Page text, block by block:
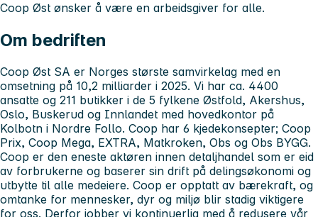
Coop Øst ønsker å være en arbeidsgiver for alle.
Om bedriften
Coop Øst SA er Norges største samvirkelag med en
omsetning på 10,2 milliarder i 2025. Vi har ca. 4400
ansatte og 211 butikker i de 5 fylkene Østfold, Akershus,
Oslo, Buskerud og Innlandet med hovedkontor på
Kolbotn i Nordre Follo. Coop har 6 kjedekonsepter; Coop
Prix, Coop Mega, EXTRA, Matkroken, Obs og Obs BYGG.
Coop er den eneste aktøren innen detaljhandel som er eid
av forbrukerne og baserer sin drift på delingsøkonomi og
utbytte til alle medeiere. Coop er opptatt av bærekraft, og
omtanke for mennesker, dyr og miljø blir stadig viktigere
for oss. Derfor jobber vi kontinuerlig med å redusere vår